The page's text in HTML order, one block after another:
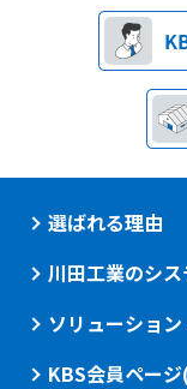
選ばれる理由
川田工業のシ
ソリューショ
KBS会員ペー